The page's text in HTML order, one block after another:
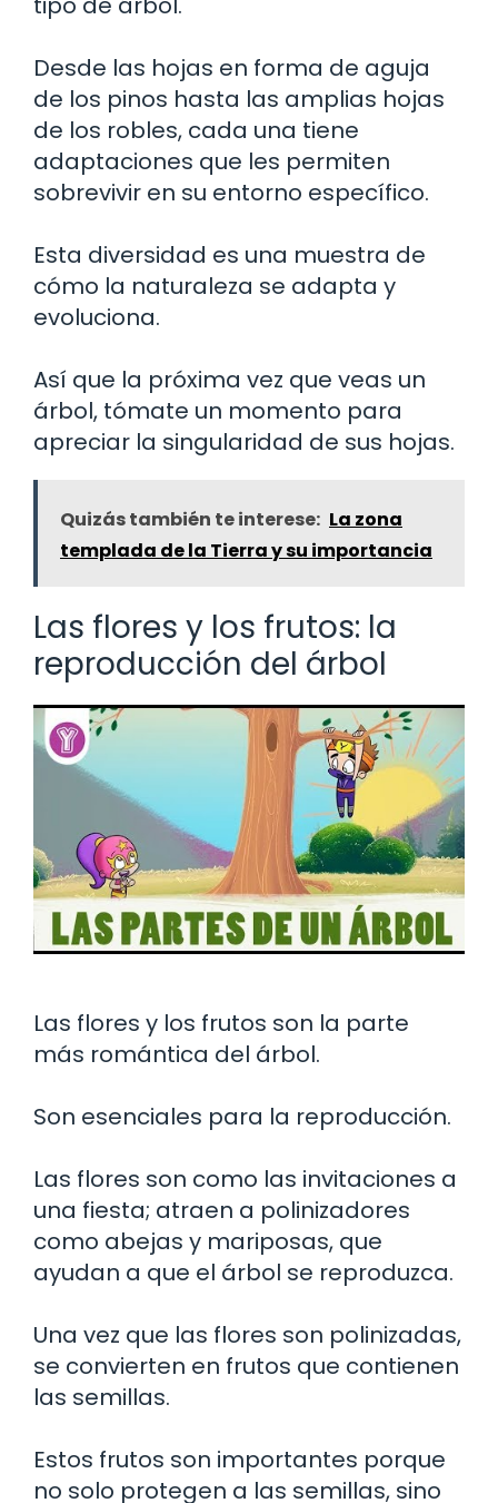
Desde las hojas en forma de aguja
de los pinos hasta las amplias hojas
de los robles, cada una tiene
adaptaciones que les permiten
sobrevivir en su entorno específico.
Esta diversidad es una muestra de
cómo la naturaleza se adapta y
evoluciona.
Así que la próxima vez que veas un
árbol, tómate un momento para
apreciar la singularidad de sus hojas.
Quizás también te interese: La zona
templada de la Tierra y su importancia
Las flores y los frutos: la
reproducción del árbol
Las flores y los frutos son la parte
más romántica del árbol.
Son esenciales para la reproducción.
Las flores son como las invitaciones a
una fiesta; atraen a polinizadores
como abejas y mariposas, que
ayudan a que el árbol se reproduzca.
Una vez que las flores son polinizadas,
se convierten en frutos que contienen
las semillas.
Estos frutos son importantes porque
no solo protegen a las semillas, sino